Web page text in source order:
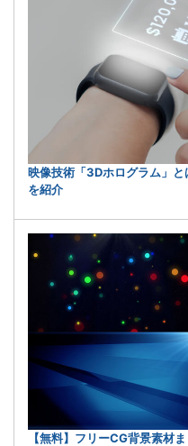
映像技術「3Dホログラム」
を紹介
【無料】フリーCG背景素材